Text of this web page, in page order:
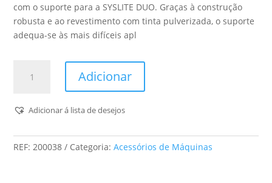
com o suporte para a SYSLITE DUO. Graças à construção
robusta e ao revestimento com tinta pulverizada, o suporte
adequa-se às mais difíceis apl
St
200
Adicionar
Adicionar á lista de desejos
REF: 200038 Categoria:Acessórios de Máquinas